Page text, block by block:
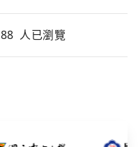
人已瀏覽